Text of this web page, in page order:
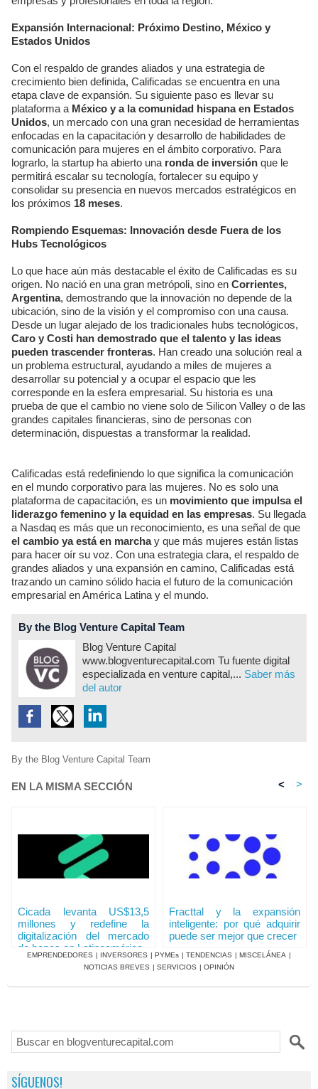
Expansión Internacional: Próximo Destino, México y
Estados Unidos
Con el respaldo de grandes aliados y una estrategia de
crecimiento bien definida, Calificadas se encuentra en una
etapa clave de expansión. Su siguiente paso es llevar su
plataforma a México y a la comunidad hispana en Estados
Unidos, un mercado con una gran necesidad de herramientas
enfocadas en la capacitación y desarrollo de habilidades de
comunicación para mujeres en el ámbito corporativo. Para
lograrlo, la startup ha abierto una ronda de inversión que le
permitirá escalar su tecnología, fortalecer su equipo y
consolidar su presencia en nuevos mercados estratégicos en
los próximos 18 meses.
Rompiendo Esquemas: Innovación desde Fuera de los
Hubs Tecnológicos
Lo que hace aún más destacable el éxito de Calificadas es su
origen. No nació en una gran metrópoli, sino en Corrientes,
Argentina, demostrando que la innovación no depende de la
ubicación, sino de la visión y el compromiso con una causa.
Desde un lugar alejado de los tradicionales hubs tecnológicos,
Caro y Costi han demostrado que el talento y las ideas
pueden trascender fronteras. Han creado una solución real a
un problema estructural, ayudando a miles de mujeres a
desarrollar su potencial y a ocupar el espacio que les
corresponde en la esfera empresarial. Su historia es una
prueba de que el cambio no viene solo de Silicon Valley o de las
grandes capitales financieras, sino de personas con
determinación, dispuestas a transformar la realidad.
Calificadas está redefiniendo lo que significa la comunicación
en el mundo corporativo para las mujeres. No es solo una
plataforma de capacitación, es un movimiento que impulsa el
liderazgo femenino y la equidad en las empresas. Su llegada
a Nasdaq es más que un reconocimiento, es una señal de que
el cambio ya está en marchay que más mujeres están listas
para hacer oír su voz. Con una estrategia clara, el respaldo de
grandes aliados y una expansión en camino, Calificadas está
trazando un camino sólido hacia el futuro de la comunicación
empresarial en América Latina y el mundo.
By the Blog Venture Capital Team
Blog Venture Capital
www.blogventurecapital.com Tu fuente digital
especializada en venture capital,... Saber más
del autor
By the Blog Venture Capital Team
EN LA MISMA SECCIÓN < >
Cicada levanta US$13,5
millones y redefine la
digitalización del mercado
de bonos en Latinoamérica
Fracttal y la expansión
inteligente: por qué adquirir
puede ser mejor que crecer
EMPRENDEDORES | INVERSORES | PYMEs | TENDENCIAS | MISCELÁNEA |
NOTICIAS BREVES | SERVICIOS | OPINIÓN
SÍGUENOS!